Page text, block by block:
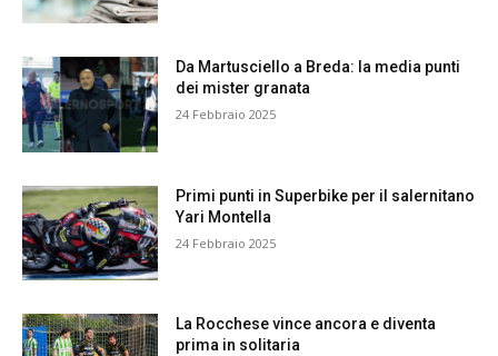
Da Martusciello a Breda: la media punti
dei mister granata
24 Febbraio 2025
Primi punti in Superbike per il salernitano
Yari Montella
24 Febbraio 2025
La Rocchese vince ancora e diventa
prima in solitaria